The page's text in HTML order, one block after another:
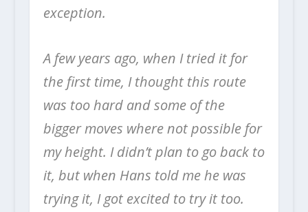
exception.
A few years ago, when I tried it for
the first time, I thought this route
was too hard and some of the
bigger moves where not possible for
my height. I didn’t plan to go back to
it, but when Hans told me he was
trying it, I got excited to try it too.